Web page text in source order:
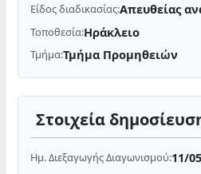
Είδος διαδικασίας:Απευθείας
Τοποθεσία:Ηράκλειο
Τμήμα:Τμήμα Προμηθειών
Στοιχεία
Ημ. Διεξαγωγής Διαγωνισμού:11/